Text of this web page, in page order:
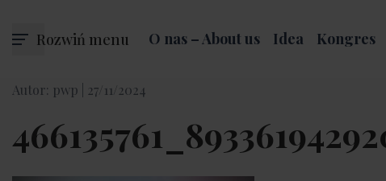
Rozwiń menu O nas – About us Idea Kongres
Autor: pwp | 27/11/2024